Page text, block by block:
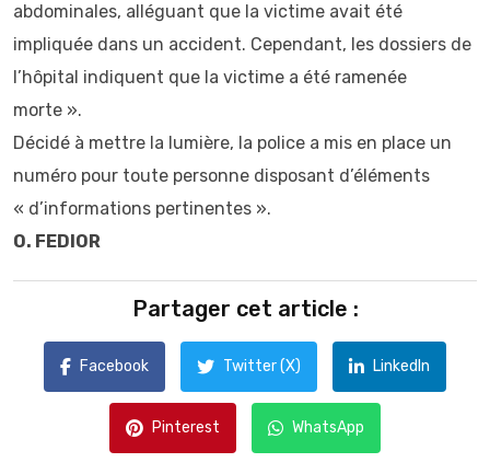
abdominales, alléguant que la victime avait été
impliquée dans un accident. Cependant, les dossiers de
l’hôpital indiquent que la victime a été ramenée
morte ».
Décidé à mettre la lumière, la police a mis en place un
numéro pour toute personne disposant d’éléments
« d’informations pertinentes ».
O. FEDIOR
Partager cet article :
Facebook Twitter (X) LinkedIn
Pinterest WhatsApp